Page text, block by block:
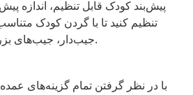
پیش‌بند کودک قابل تنظیم، اندازه
تنظیم کنید تا با گردن کودک
جیب‌دار، جیب‌های بزرگ برای گرفتن آسان غذا.
با در نظر گرفتن تمام گزینه‌های